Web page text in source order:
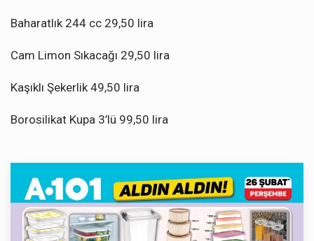
Baharatlık 244 cc 29,50 lira
Cam Limon Sıkacağı 29,50 lira
Kaşıklı Şekerlik 49,50 lira
Borosilikat Kupa 3’lü 99,50 lira